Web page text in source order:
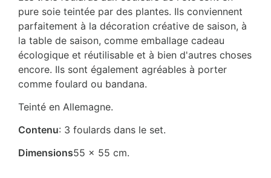
pure soie teintée par des plantes. Ils conviennent
parfaitement à la décoration créative de saison, à
la table de saison, comme emballage cadeau
écologique et réutilisable et à bien d'autres choses
encore. Ils sont également agréables à porter
comme foulard ou bandana.
Teinté en Allemagne.
Contenu: 3 foulards dans le set.
Dimensions55 x 55 cm.